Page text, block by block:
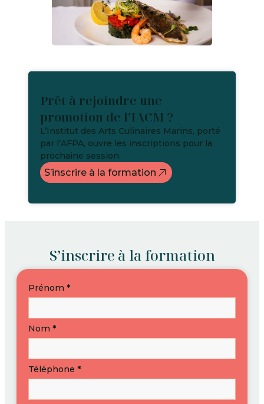
Prêt à rejoindre une
promotion de l’IACM ?
L’Institut des Arts Culinaires Marins, porté
par l’AFPA, ouvre les inscriptions pour la
prochaine session.
S’inscrire à la formation
S’inscrire à la formation
S’inscrire
à
formation
Prénom *
Nom *
Téléphone *